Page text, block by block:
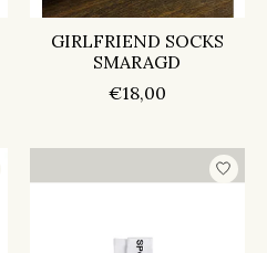
GIRLFRIEND SOCKS
SMARAGD
€18,00